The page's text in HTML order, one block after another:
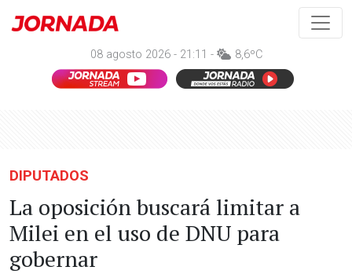
08 agosto 2026 - 21:11 - 8,6ºC
DIPUTADOS
La oposición buscará limitar a
Milei en el uso de DNU para
gobernar